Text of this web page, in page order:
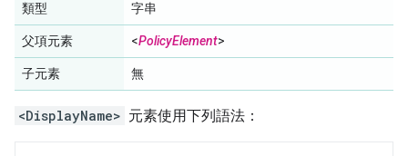
類型 字串
父項元素 <PolicyElement>
子元素 無
<DisplayName> 元素使用下列語法：